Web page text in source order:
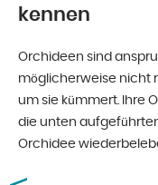
kennen
Orchideen sind
möglicherweise nicht
um sie kümmert. Ihre
die unten
Orchidee